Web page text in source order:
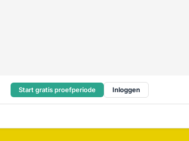
Start gratis proefperiode Inloggen